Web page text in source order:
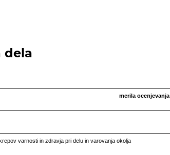
dela
merila ocenjevanja
varnosti in zdravja pri delu in varovanja okolja